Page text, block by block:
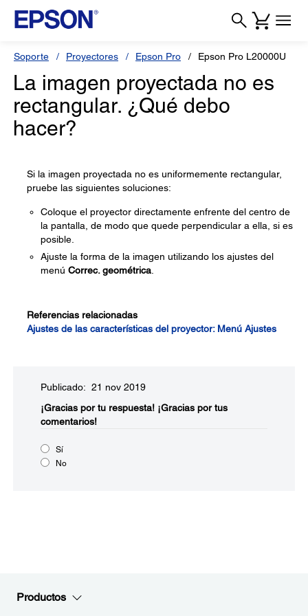
Soporte Proyectores Epson Pro Epson Pro L20000U
La imagen proyectada no es
rectangular. ¿Qué debo
hacer?
Si la imagen proyectada no es uniformemente rectangular,
pruebe las siguientes soluciones:
Coloque el proyector directamente enfrente del centro de
la pantalla, de modo que quede perpendicular a ella, si es
posible.
Ajuste la forma de la imagen utilizando los ajustes del
menú Correc. geométrica
Referencias relacionadas
Ajustes de las características del proyector: Menú Ajustes
Publicado: 21 nov 2019
¡Gracias por tu respuesta! ¡Gracias por tus
comentarios!
Sí
No
Productos